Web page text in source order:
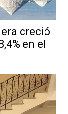
creció
en el